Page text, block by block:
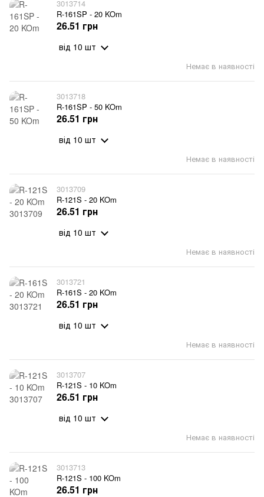
3013714
R-161SP - 20 KOm
Немає в наявності
26.51 грн
від 10 шт
3013718
R-161SP - 50 KOm
Немає в наявності
26.51 грн
від 10 шт
3013709
R-121S - 20 KOm
Немає в наявності
26.51 грн
від 10 шт
3013721
R-161S - 20 KOm
Немає в наявності
26.51 грн
від 10 шт
3013707
R-121S - 10 KOm
Немає в наявності
26.51 грн
від 10 шт
3013713
R-121S - 100 KOm
26.51 грн